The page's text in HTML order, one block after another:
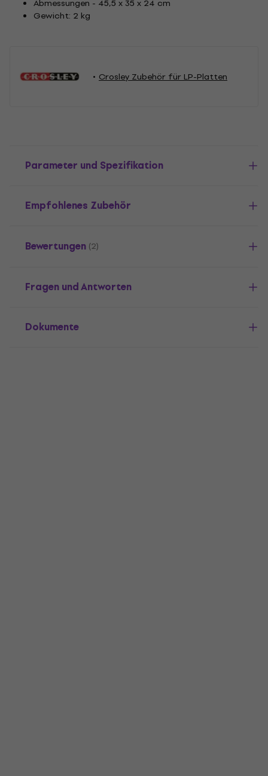
Abmessungen - 45,5 x 35 x 24 cm
Gewicht: 2 kg
Crosley Zubehör für LP-Platten
Parameter und Spezifikation
Empfohlenes Zubehör
Bewertungen (2)
Fragen und Antworten
Dokumente